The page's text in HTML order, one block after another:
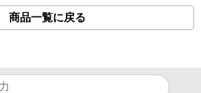
商品一覧に戻る